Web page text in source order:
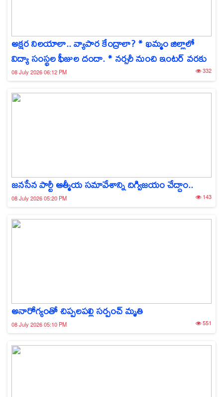
అక్షర నిలయాలా.. వ్యాపార కేంద్రాలా? * ఖమ్మం జిల్లాలో
విద్యా సంస్థల ఫీజుల దందా. * నర్సరీ నుంచి ఇంటర్ వరకు
08 July 2026 06:12 PM 332
జనసేన పార్టీ ఆత్మీయ సమావేశాన్ని దిగ్విజయం చేద్దాం..
08 July 2026 05:20 PM 143
అనారోగ్యంతో చిప్పలపల్లి సర్పంచ్‌ మృతి
08 July 2026 05:10 PM 551